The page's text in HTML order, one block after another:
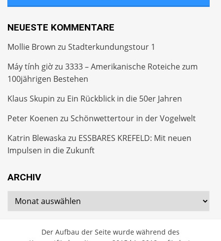
NEUESTE KOMMENTARE
Mollie Brown zu Stadterkundungstour 1
Máy tính giờzu 3333 – Amerikanische Roteiche zum
100jährigen Bestehen
Klaus Skupin zu Ein Rückblick in die 50er Jahren
Peter Koenen zu Schönwettertour in der Vogelwelt
Katrin Blewaska zu ESSBARES KREFELD: Mit neuen
Impulsen in die Zukunft
ARCHIV
Archiv
Der Aufbau der Seite wurde während des